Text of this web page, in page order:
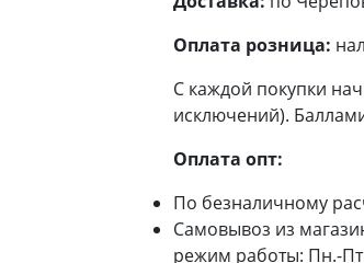
Оплата розница:
С каждой покупки
исключений).
Оплата опт:
По безналичному
Самовывоз из
режим работы: Пн.-